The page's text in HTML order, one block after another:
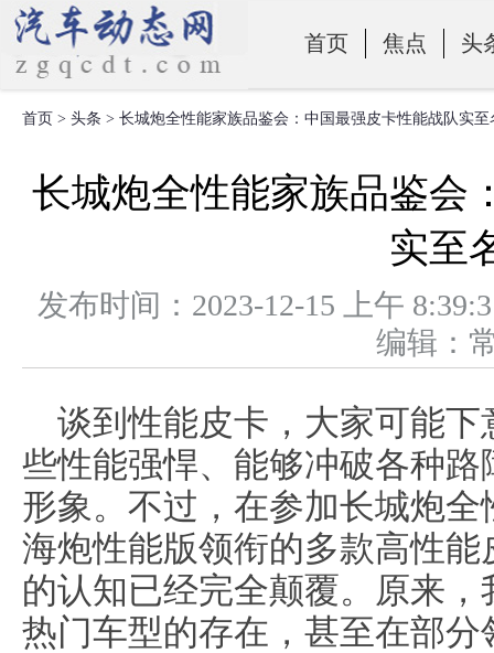
首页 焦点 头
零部件
首页 > 头条 > 长城炮全性能家族品鉴会：中国最强皮卡性能战队实至
长城炮全性能家族品鉴会
实至
发布时间：2023-12-15 上午
编辑
谈到性能皮卡，大家可能
些性能强悍、能够冲破各种
形象。不过，在参加长城炮
海炮性能版领衔的多款高性
的认知已经完全颠覆。原来
热门车型的存在，甚至在部